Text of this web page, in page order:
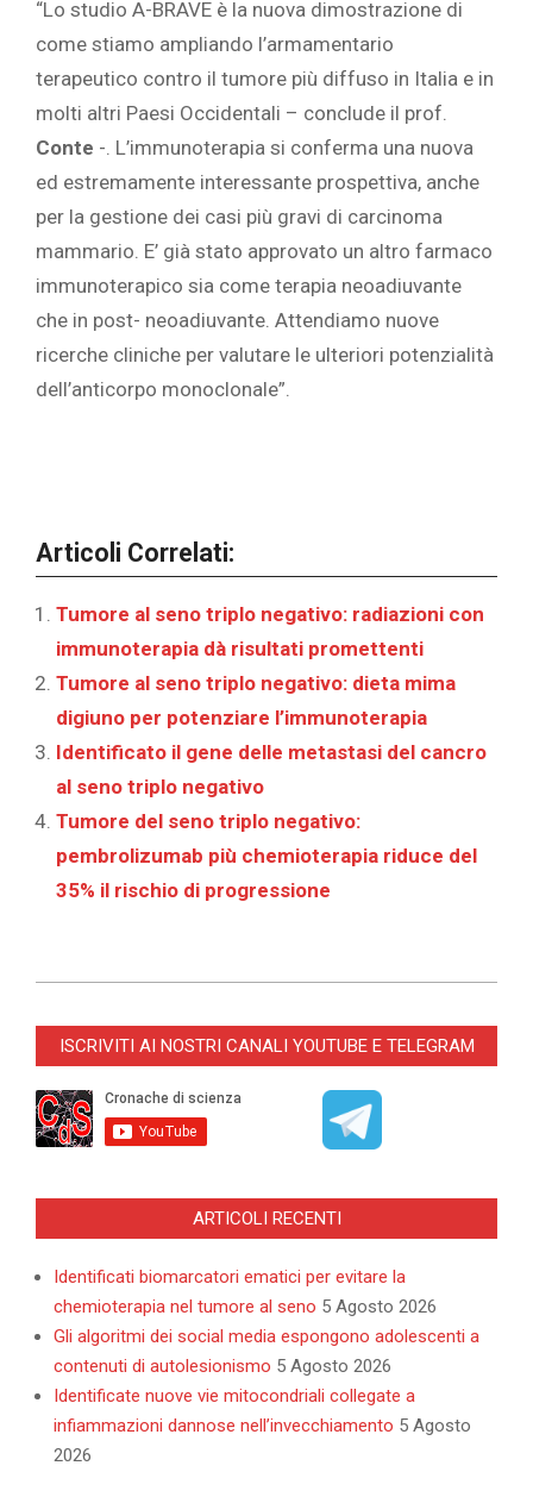
“Lo studio A-BRAVE è la nuova dimostrazione di
come stiamo ampliando l’armamentario
terapeutico contro il tumore più diffuso in Italia e in
molti altri Paesi Occidentali – conclude il prof.
Conte -. L’immunoterapia si conferma una nuova
ed estremamente interessante prospettiva, anche
per la gestione dei casi più gravi di carcinoma
mammario. E’ già stato approvato un altro farmaco
immunoterapico sia come terapia neoadiuvante
che in post- neoadiuvante. Attendiamo nuove
ricerche cliniche per valutare le ulteriori potenzialità
dell’anticorpo monoclonale”.
Articoli Correlati:
Tumore al seno triplo negativo: radiazioni con
immunoterapia dà risultati promettenti
Tumore al seno triplo negativo: dieta mima
digiuno per potenziare l’immunoterapia
Identificato il gene delle metastasi del cancro
al seno triplo negativo
Tumore del seno triplo negativo:
pembrolizumab più chemioterapia riduce del
35% il rischio di progressione
06-
ISCRIVITI AI NOSTRI CANALI YOUTUBE E TELEGRAM
ARTICOLI RECENTI
Identificati biomarcatori ematici per evitare la
chemioterapia nel tumore al seno 5 Agosto 2026
Gli algoritmi dei social media espongono adolescenti a
contenuti di autolesionismo 5 Agosto 2026
Identificate nuove vie mitocondriali collegate a
infiammazioni dannose nell’invecchiamento 5 Agosto
2026